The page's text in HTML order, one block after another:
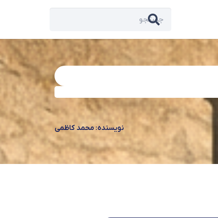
نویسنده: محمد کاظمی